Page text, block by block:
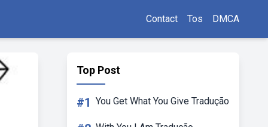
Contact Tos DMCA
Top Post
#1 You Get What You Give Tradução